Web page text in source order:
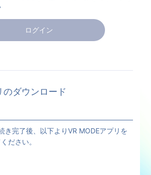
ログイン
のダウンロード
き完了後、以下よりVR MODEアプリを
ださい。